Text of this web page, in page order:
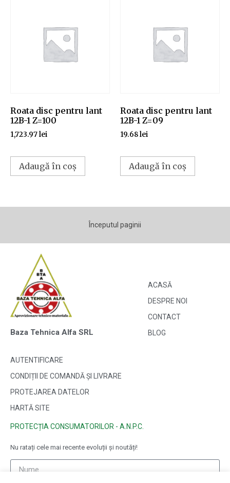
Roata disc pentru lant
12B-1 Z=100
1,723.97lei
Adaugă în coș
Roata disc pentru lant
12B-1 Z=09
19.68lei
Adaugă în coș
Începutul paginii
Baza Tehnica Alfa SRL
ACASĂ
DESPRE NOI
CONTACT
BLOG
AUTENTIFICARE
CONDIȚII DE COMANDĂ ȘI LIVRARE
PROTEJAREA DATELOR
HARTĂ SITE
PROTECȚIA CONSUMATORILOR - A.N.P.C.
Nu ratați cele mai recente evoluții și noutăți!